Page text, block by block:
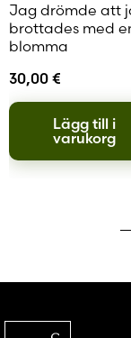
Jag drömde att
brottades med
blomma
30,00 €
Lägg till i
varukorg